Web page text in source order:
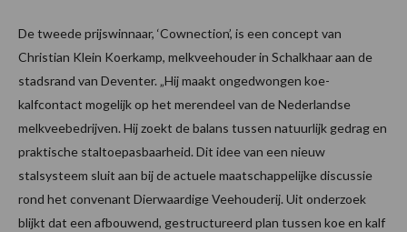
De tweede prijswinnaar, ‘Cownection’, is een concept van
Christian Klein Koerkamp, melkveehouder in Schalkhaar aan de
stadsrand van Deventer. „Hij maakt ongedwongen koe-
kalfcontact mogelijk op het merendeel van de Nederlandse
melkveebedrijven. Hij zoekt de balans tussen natuurlijk gedrag en
praktische staltoepasbaarheid. Dit idee van een nieuw
stalsysteem sluit aan bij de actuele maatschappelijke discussie
rond het convenant Dierwaardige Veehouderij. Uit onderzoek
blijkt dat een afbouwend, gestructureerd plan tussen koe en kalf